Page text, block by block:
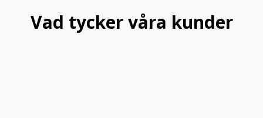
Vad tycker våra kunder